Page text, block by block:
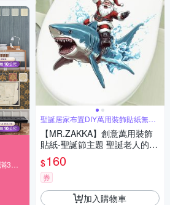
聖誕居家布置DIY萬用裝飾貼紙無痕
牆貼
【MR.ZAKKA】創意萬用裝飾
貼紙-聖誕節主題 聖誕老人的鯊
魚衝浪 居家節慶布置 DIY可移
式壁貼 無痕壁貼 牆貼
$160
券
加入購物車